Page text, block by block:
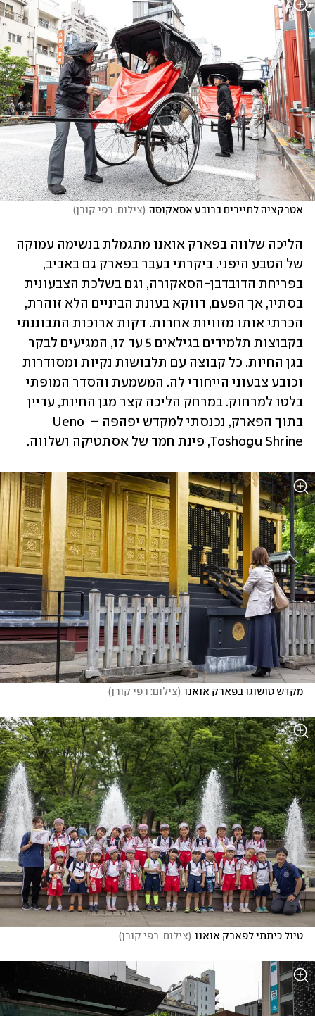
אטרקציה לתיירים ברובע אסאקוסה (צילום: רפי קורן)
בתוך הפארק, נכנסתי למקדש יפהפה – Ueno
Toshogu Shrine, פינת חמד של אסתטיקה ושלווה.
מקדש טושוגו בפארק אואנו (צילום: רפי קורן)
טיול כיתתי לפארק אואנו (צילום: רפי קורן)